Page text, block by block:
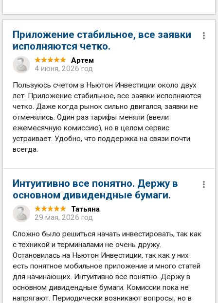
Приложение стабильное, все заявки
исполняются четко.
Артем
4 июня, 2026 год
Пользуюсь счетом в Ньютон Инвестиции около двух
лет. Приложение стабильное, все заявки исполняются
четко. Даже когда рынок сильно двигался, заявки не
отменялись. Один раз тарифы меняли (ввели
ежемесячную комиссию), но в целом сервис
устраивает. Удобно, что поддержка на связи почти
всегда.
Интуитивно все понятно. Держу в
основном дивидендные бумаги.
Татьяна
29 мая, 2026 год
Сложно было решиться начать инвестировать, так как
с техникой и терминалами не очень дружу.
Остановилась на Ньютон Инвестиции, так как у них
есть понятное мобильное приложение и много статей
для начинающих. Интуитивно все понятно. Держу в
основном дивидендные бумаги. Комиссии пока не
напрягают. Периодически возникают вопросы, но в